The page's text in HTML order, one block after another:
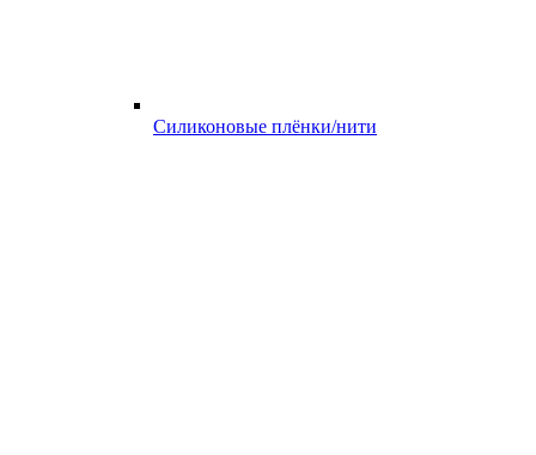
Силиконовые плёнки/нити